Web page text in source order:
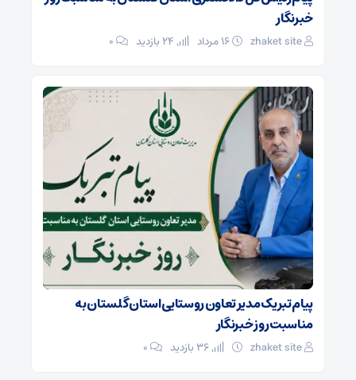
خبرنگار
zhaket site ۰
پیام تبریک مدیر تعاون روستایی استان گلستان به
مناسبت روز خبرنگار
zhaket site ۰